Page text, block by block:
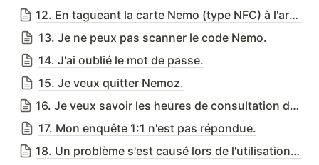
12. En tagueant la carte Nemo (type NFC) à l'arrière de mon téléphone Android, d'autres applications continueront d'apparaître !
13. Je ne peux pas scanner le code Nemo.
14. J'ai oublié le mot de passe.
15. Je veux quitter Nemoz.
16. Je veux savoir les heures de consultation du centre client.
17. Mon enquête 1:1 n'est pas répondue.
18. Un problème s'est causé lors de l'utilisation de Nemoz app.